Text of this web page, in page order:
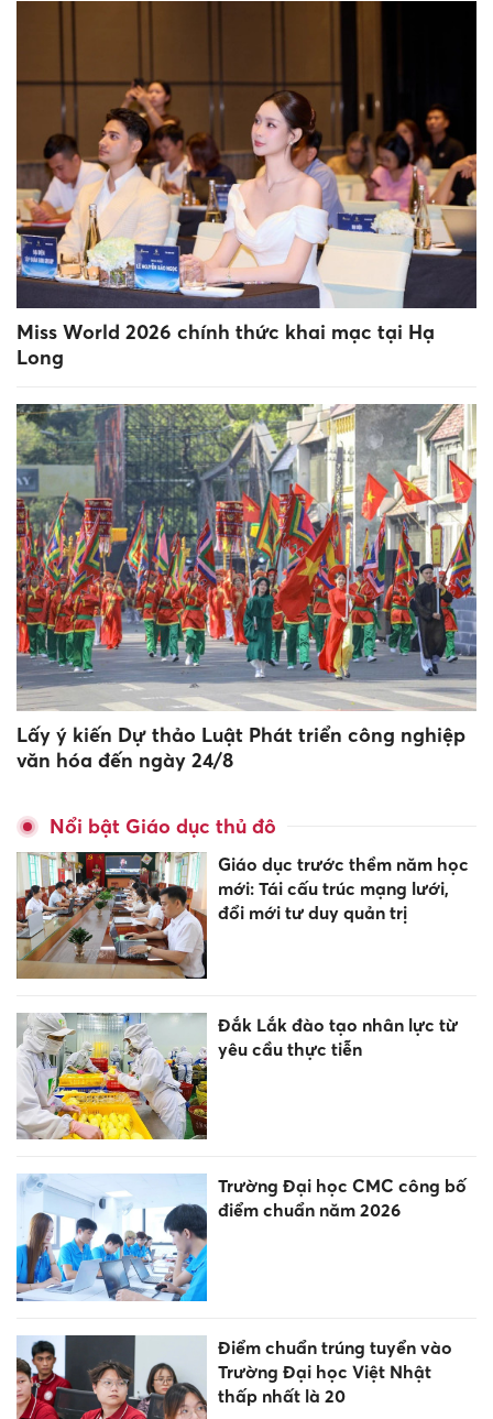
Miss World 2026 chính thức khai mạc tại Hạ
Long
Lấy ý kiến Dự thảo Luật Phát triển công nghiệp
văn hóa đến ngày 24/8
Nổi bật Giáo dục thủ đô
Giáo dục trước thềm năm học
mới: Tái cấu trúc mạng lưới,
đổi mới tư duy quản trị
Đắk Lắk đào tạo nhân lực từ
yêu cầu thực tiễn
Trường Đại học CMC công bố
điểm chuẩn năm 2026
Điểm chuẩn trúng tuyển vào
Trường Đại học Việt Nhật
thấp nhất là 20